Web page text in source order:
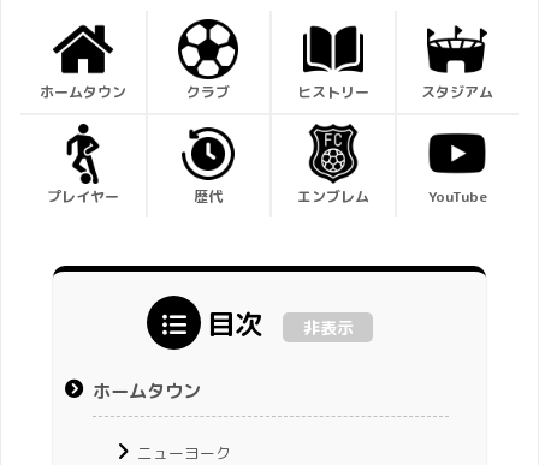
ホームタウン クラブ ヒストリー スタジアム
プレイヤー 歴代 エンブレム YouTube
目次 非表示
ホームタウン
ニューヨーク